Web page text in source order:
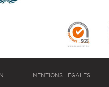
MENTIONS LÉGALES